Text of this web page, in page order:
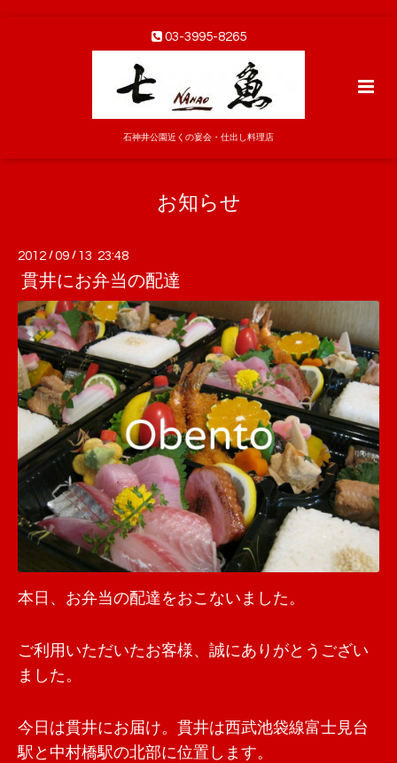
03-3995-8265
石神井公園近くの宴会・仕出し料理店
お知らせ
2012 /09 / 13 23:48
貫井にお弁当の配達
本日、お弁当の配達をおこないました。
ご利用いただいたお客様、誠にありがとうござい
ました。
今日は貫井にお届け。貫井は西武池袋線富士見台
駅と中村橋駅の北部に位置します。